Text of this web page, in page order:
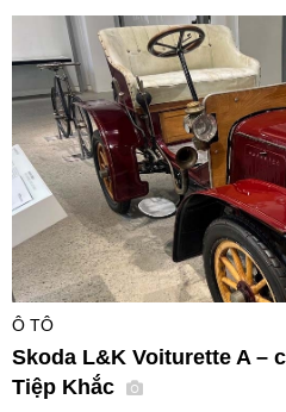
Ô TÔ
Skoda L&K Voiturette A –
Tiệp Khắc